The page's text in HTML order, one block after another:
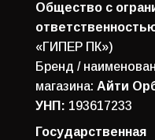
Общество с
«ГИПЕР ПК»)
Бренд /
магазина: Айти
УНП: 193617233
Государственная